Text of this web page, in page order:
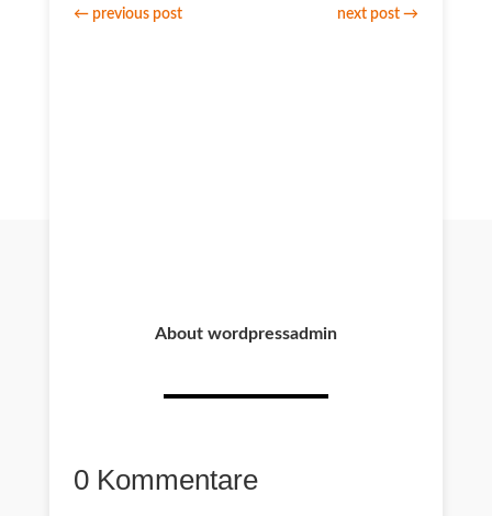
← previous post next post→
About wordpressadmin
0 Kommentare